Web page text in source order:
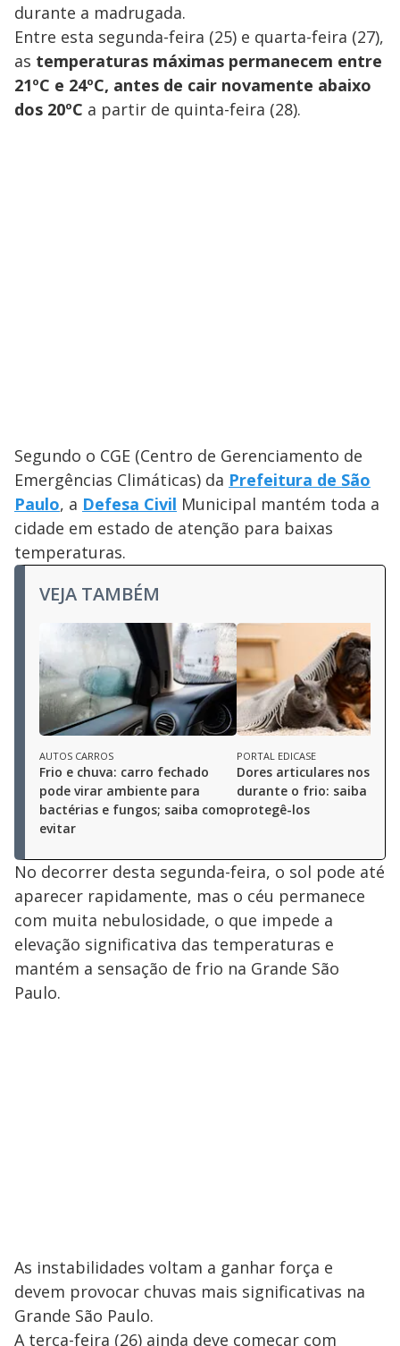
durante a madrugada.
Entre esta segunda-feira (25) e quarta-feira (27),
as temperaturas máximas permanecem entre
21ºC e 24ºC, antes de cair novamente abaixo
dos 20ºC a partir de quinta-feira (28).
Segundo o CGE (Centro de Gerenciamento de
Emergências Climáticas) da Prefeitura de São
Paulo, a Defesa Civil Municipal mantém toda a
cidade em estado de atenção para baixas
temperaturas.
VEJA TAMBÉM
AUTOS CARROS
Frio e chuva: carro fechado
pode virar ambiente para
bactérias e fungos; saiba como
evitar
PORTAL EDICASE
Dores articulares nos pets
durante o frio: saiba
protegê-los
No decorrer desta segunda-feira, o sol pode até
aparecer rapidamente, mas o céu permanece
com muita nebulosidade, o que impede a
elevação significativa das temperaturas e
mantém a sensação de frio na Grande São
Paulo.
As instabilidades voltam a ganhar força e
devem provocar chuvas mais significativas na
Grande São Paulo.
A terça-feira (26) ainda deve começar com